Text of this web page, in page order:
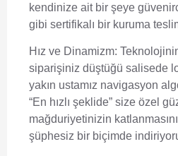
kendinize ait bir şeye
gibi sertifikalı bir kuruma
Hız ve Dinamizm:
siparişiniz düştüğü salisede
yakın ustamız navigasyon
“En hızlı şeklide” size özel
mağduriyetinizin
şüphesiz bir biçimde